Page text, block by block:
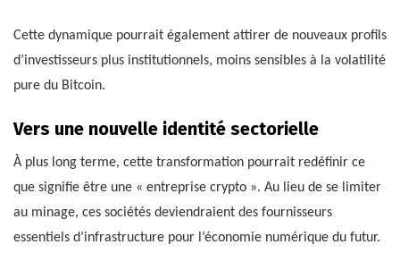
Cette dynamique pourrait également attirer de nouveaux profils
d’investisseurs plus institutionnels, moins sensibles à la volatilité
pure du Bitcoin.
Vers une nouvelle identité sectorielle
À plus long terme, cette transformation pourrait redéfinir ce
que signifie être une « entreprise crypto ». Au lieu de se limiter
au minage, ces sociétés deviendraient des fournisseurs
essentiels d’infrastructure pour l’économie numérique du futur.